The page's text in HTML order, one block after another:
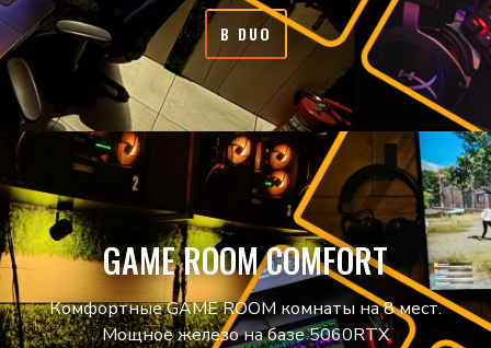
В DUO
GAME ROOM COMFORT
Комфортные GAME ROOM комнаты на 8 мест.
Мощное железо на базе 5060RTX